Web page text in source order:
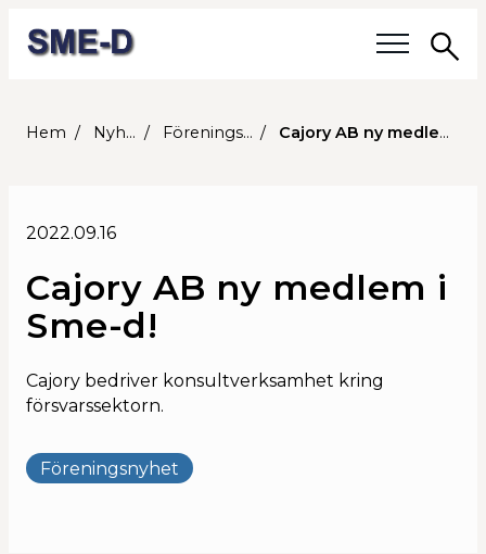
Våra frågor
Våra medlemmar
Medlemmars verksamhet
Om SME-D
Styrelsen
Hem Nyheter Föreningsnyhet Cajory AB ny medlem i Sme-d!
2022.09.16
Cajory AB ny medlem i
Sme-d!
Cajory bedriver konsultverksamhet kring
försvarssektorn.
Föreningsnyhet